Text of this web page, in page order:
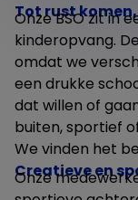
Tot rust
Onze BSO zit in
kinderopvang.
omdat we
een drukke
dat willen of
buiten, sportief
We vinden het
Creatieve en
Onze